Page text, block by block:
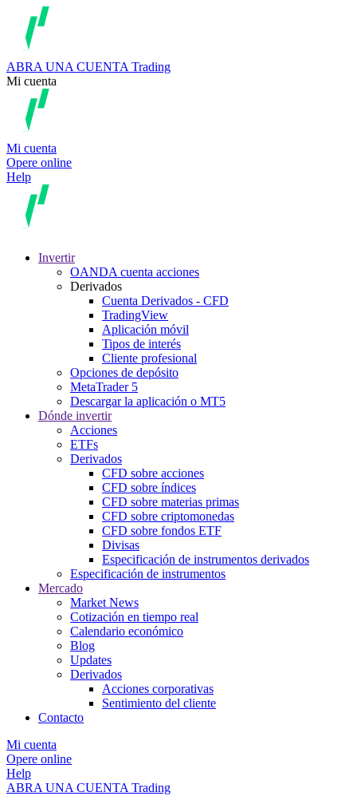
ABRA UNA CUENTA Trading
Mi cuenta
Mi cuenta
Opere online
Help
Invertir
OANDA cuenta acciones
Derivados
Cuenta Derivados - CFD
TradingView
Aplicación móvil
Tipos de interés
Cliente profesional
Opciones de depósito
MetaTrader 5
Descargar la aplicación o MT5
Dónde invertir
Acciones
ETFs
Derivados
CFD sobre acciones
CFD sobre índices
CFD sobre materias primas
CFD sobre criptomonedas
CFD sobre fondos ETF
Divisas
Especificación de instrumentos derivados
Especificación de instrumentos
Mercado
Market News
Cotización en tiempo real
Calendario económico
Blog
Updates
Derivados
Acciones corporativas
Sentimiento del cliente
Contacto
Mi cuenta
Opere online
Help
ABRA UNA CUENTA Trading